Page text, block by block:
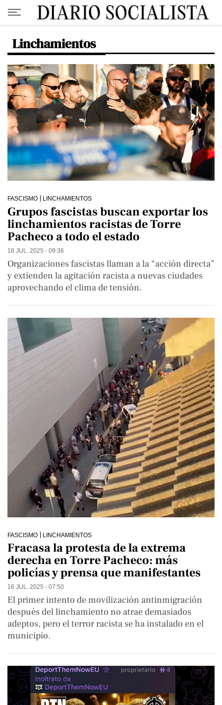
Linchamientos
FASCISMO LINCHAMIENTOS
Grupos fascistas buscan exportar los
linchamientos racistas de Torre
Pacheco a todo el estado
18 JUL. 2025 - 09:36
Organizaciones fascistas llaman a la “acción directa”
y extienden la agitación racista a nuevas ciudades
aprovechando el clima de tensión.
FASCISMO LINCHAMIENTOS
Fracasa la protesta de la extrema
derecha en Torre Pacheco: más
policías y prensa que manifestantes
16 JUL. 2025 - 07:50
El primer intento de movilización antinmigración
después del linchamiento no atrae demasiados
adeptos, pero el terror racista se ha instalado en el
municipio.